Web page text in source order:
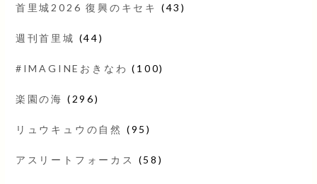
首里城2026 復興のキセキ (43)
週刊首里城 (44)
#IMAGINEおきなわ (100)
楽園の海 (296)
リュウキュウの自然 (95)
アスリートフォーカス (58)